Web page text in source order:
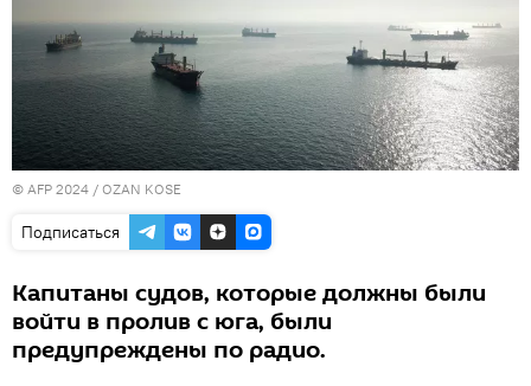
© AFP 2024 / OZAN KOSE
Подписаться
Капитаны судов, которые должны были
войти в пролив с юга, были
предупреждены по радио.